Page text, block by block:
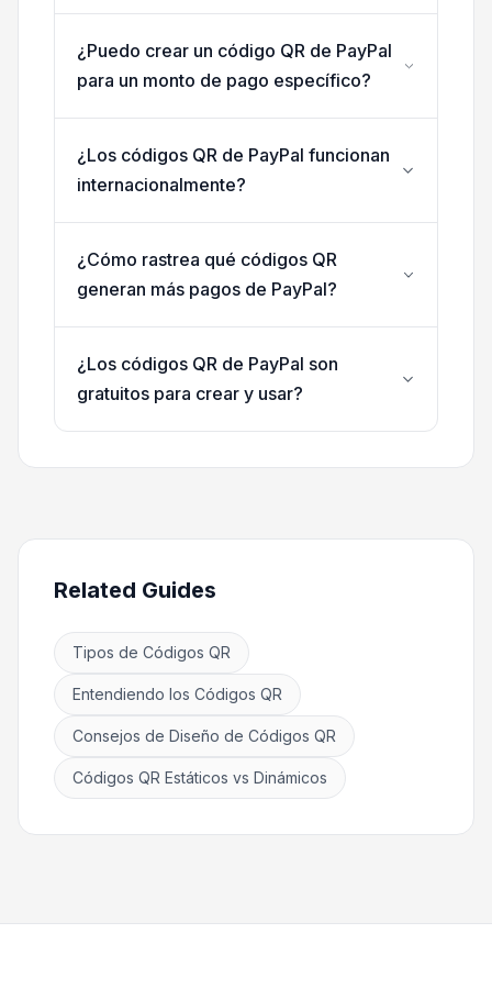
¿Puedo crear un código QR de PayPal
para un monto de pago específico?
¿Los códigos QR de PayPal funcionan
internacionalmente?
¿Cómo rastrea qué códigos QR
generan más pagos de PayPal?
¿Los códigos QR de PayPal son
gratuitos para crear y usar?
Related Guides
Tipos de Códigos QR
Entendiendo los Códigos QR
Consejos de Diseño de Códigos QR
Códigos QR Estáticos vs Dinámicos